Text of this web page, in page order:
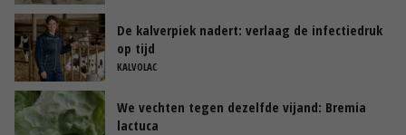
De kalverpiek nadert: verlaag de infectiedruk
op tijd
KALVOLAC
We vechten tegen dezelfde vijand: Bremia
lactuca